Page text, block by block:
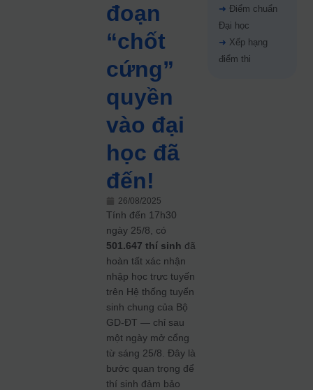
đoạn
“chốt
cứng”
quyền
vào đại
học đã
đến!
26/08/2025
Tính đến 17h30
ngày 25/8, có
501.647 thí sinh đã
hoàn tất xác nhận
nhập học trực tuyến
trên Hệ thống tuyển
sinh chung của Bộ
GD-ĐT — chỉ sau
một ngày mở cổng
từ sáng 25/8. Đây là
bước quan trọng để
thí sinh đảm bảo
➜ Điểm chuẩn
Đại học
➜ Xếp hạng
điểm thi